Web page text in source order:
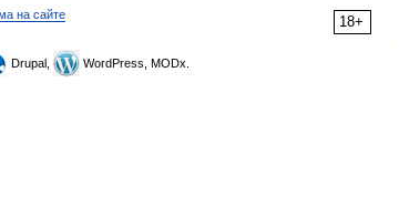
18+
на сайте
Drupal, WordPress, MODx.